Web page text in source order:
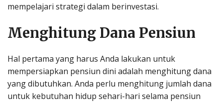
mempelajari strategi dalam berinvestasi.
Menghitung Dana Pensiun
Hal pertama yang harus Anda lakukan untuk
mempersiapkan pensiun dini adalah menghitung dana
yang dibutuhkan. Anda perlu menghitung jumlah dana
untuk kebutuhan hidup sehari-hari selama pensiun